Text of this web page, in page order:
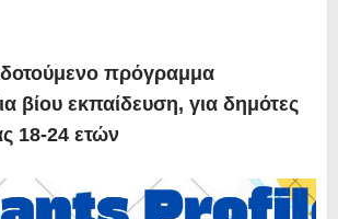
πρόγραμμα
βίου εκπαίδευση, για δημότες
18-24 ετών